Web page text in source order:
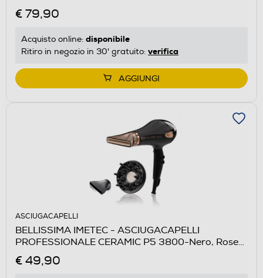
€ 79,90
Acquisto online: disponibile
Ritiro in negozio in 30' gratuito: verifica
AGGIUNGI
ASCIUGACAPELLI
BELLISSIMA IMETEC - ASCIUGACAPELLI
PROFESSIONALE CERAMIC P5 3800-Nero, Rose
Gold
€ 49,90